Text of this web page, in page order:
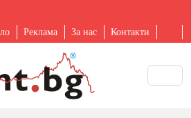
Реклама За нас Контакти